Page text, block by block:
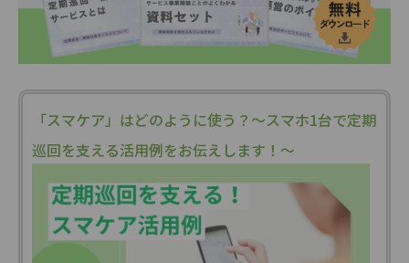
「スマケア」はどのように使う？～スマホ1台で定期
巡回を支える活用例をお伝えします！～